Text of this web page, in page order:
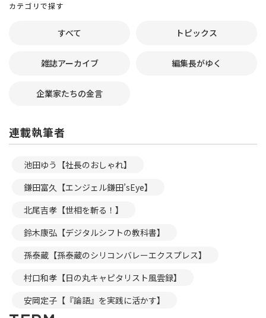
カテゴリで探す
すべて トピックス
雑誌アーカイブ 編集長がゆく
企業家たちの金言
連載執筆者
池田ゆう【社長のおしゃれ】
鎌田富久【エンジェル鎌田’sEye】
北尾吉孝【世相を斬る！】
鈴木康弘【デジタルシフトの教科書】
孫泰蔵【孫泰蔵のシリコンバレーエクスプレス】
村口和孝【日の丸キャピタリスト風雲録】
安岡定子【『論語』を実践に活かす】